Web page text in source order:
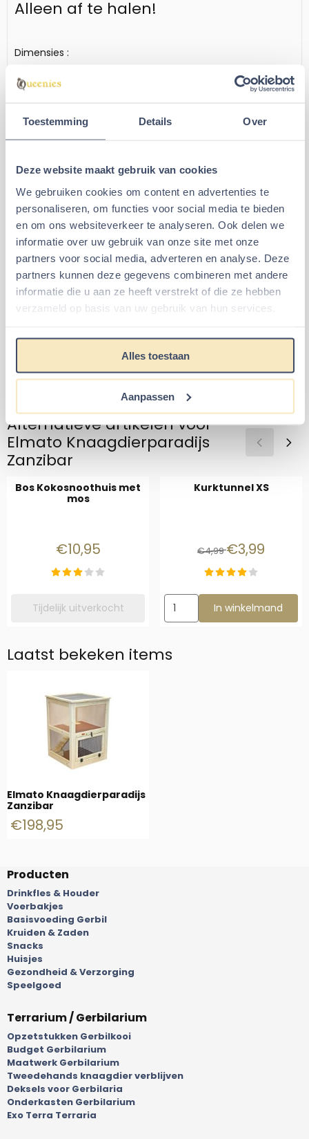
Toestemming Details Over
Deze website maakt gebruik van cookies
We gebruiken cookies om content en advertenties te
personaliseren, om functies voor social media te bieden
en om ons websiteverkeer te analyseren. Ook delen we
informatie over uw gebruik van onze site met onze
partners voor social media, adverteren en analyse. Deze
partners kunnen deze gegevens combineren met andere
informatie die u aan ze heeft verstrekt of die ze hebben
verzameld op basis van uw gebruik van hun services.
Alles toestaan
Aanpassen
Alleen af te halen!
Dimensies :
Kenmerken :
materialen Metaal, plexiglas, massief hout
Geschikt voor Diersoort
Aanbevolen artikelen voor
Elmato Knaagdierparadijs
Zanzibar
Drinkfles houder
Magnetisch
Van 27,95 voor 16,95
Aantal kiezen voor Drinkfles houder Magnetisch
In winkelmand
Knaagdieren
Starterspakket B
Prijs: 52,39
Aantal kiezen voor
In winkelmand
Alternatieve artikelen voor
Elmato Knaagdierparadijs
Zanzibar
Bos Kokosnoothuis met
mos
Prijs: 10,95
€10,95
Tijdelijk uitverkocht
Kurktunnel XS
Van 4,99 voor
€4,99€3,99
Aantal kiezen voor Kurktunnel
In winkelmand
Laatst bekeken items
Elmato Knaagdierparadijs
Zanzibar
€198,95
Producten
Drinkfles & Houder
Voerbakjes
Basisvoeding Gerbil
Kruiden & Zaden
Snacks
Huisjes
Gezondheid & Verzorging
Speelgoed
Terrarium / Gerbilarium
Opzetstukken Gerbilkooi
Budget Gerbilarium
Maatwerk Gerbilarium
Tweedehands knaagdier verblijven
Deksels voor Gerbilaria
Onderkasten Gerbilarium
Exo Terra Terraria